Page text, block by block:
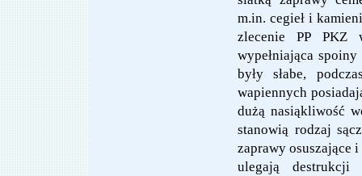
m.in. cegieł i
zlecenie PP PKZ
wypełniająca
były słabe,
wapiennych
dużą nasiąkliwość
stanowią rodzaj
zaprawy osuszające
ulegają